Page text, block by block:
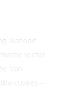
Wat ooit
sector
Van
cuvées —